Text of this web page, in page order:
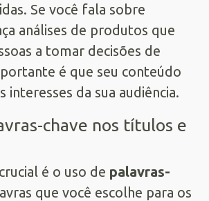
Se você fala sobre
análises de produtos que
a tomar decisões de
é que seu conteúdo
interesses da sua audiência.
chave nos títulos e
é o uso de palavras-
que você escolhe para os